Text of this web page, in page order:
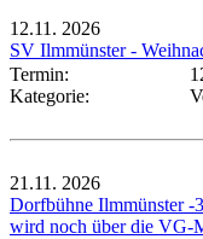
12.11. 2026
SV Ilmmünster -
Termin:
Kategorie:
21.11. 2026
Dorfbühne Ilmmünster -
wird noch über die VG-